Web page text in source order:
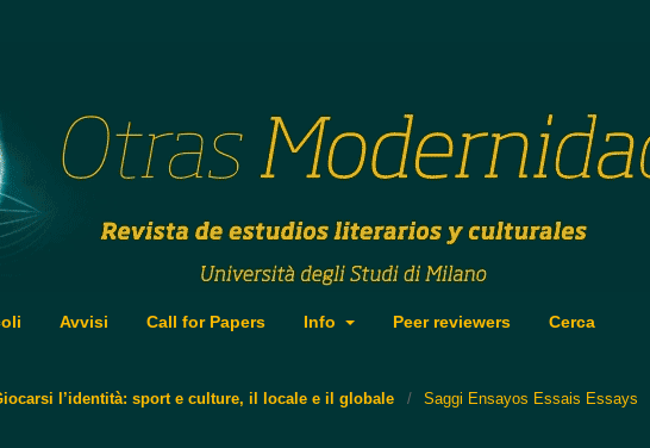
Avvisi Call for Papers Info Peer reviewers Cerca
l’identità: sport e culture, il locale e il globale / Saggi Ensayos Essais Essays